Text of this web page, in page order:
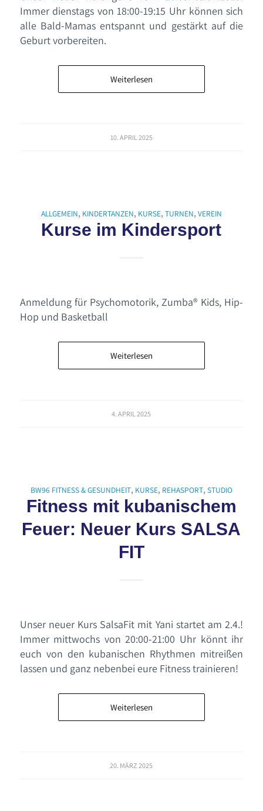
Immer dienstags von 18:00-19:15 Uhr können sich
alle Bald-Mamas entspannt und gestärkt auf die
Geburt vorbereiten.
Weiterlesen
10. APRIL 2025
ALLGEMEIN, KINDERTANZEN, KURSE, TURNEN, VEREIN
Kurse im Kindersport
Anmeldung für Psychomotorik, Zumba® Kids, Hip-
Hop und Basketball
Weiterlesen
4. APRIL 2025
BW96 FITNESS & GESUNDHEIT, KURSE, REHASPORT,STUDIO
Fitness mit kubanischem
Feuer: Neuer Kurs SALSA
FIT
Unser neuer Kurs SalsaFit mit Yani startet am 2.4.!
Immer mittwochs von 20:00-21:00 Uhr könnt ihr
euch von den kubanischen Rhythmen mitreißen
lassen und ganz nebenbei eure Fitness trainieren!
Weiterlesen
20. MÄRZ 2025